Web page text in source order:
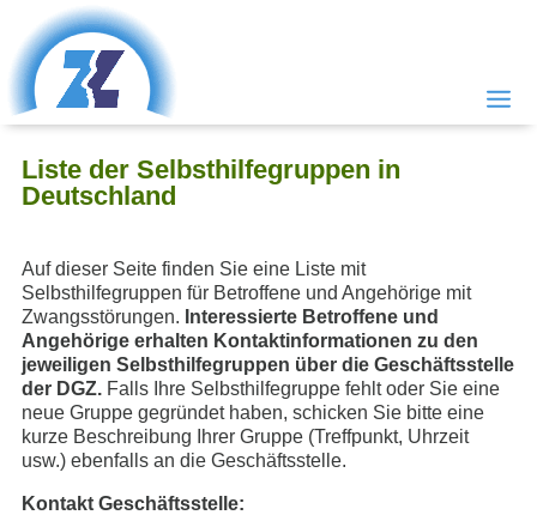
Liste der Selbsthilfegruppen in
Deutschland
Auf dieser Seite finden Sie eine Liste mit
Selbsthilfegruppen für Betroffene und Angehörige mit
Zwangsstörungen. Interessierte Betroffeneund
Angehörigeerhalten Kontaktinformationen zu den
jeweiligen Selbsthilfegruppen über die Geschäftsstelle
der DGZ.Falls Ihre Selbsthilfegruppe fehlt oder Sie eine
neue Gruppe gegründet haben, schicken Sie bitte eine
kurze Beschreibung Ihrer Gruppe (Treffpunkt, Uhrzeit
usw.) ebenfalls an die Geschäftsstelle.
Kontakt Geschäftsstelle: